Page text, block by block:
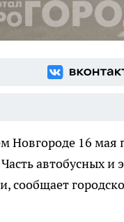
Новгороде 16 мая
автобусных
сообщает